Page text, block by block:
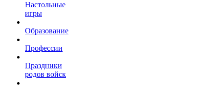
Настольные
игры
Образование
Профессии
Праздники
родов войск